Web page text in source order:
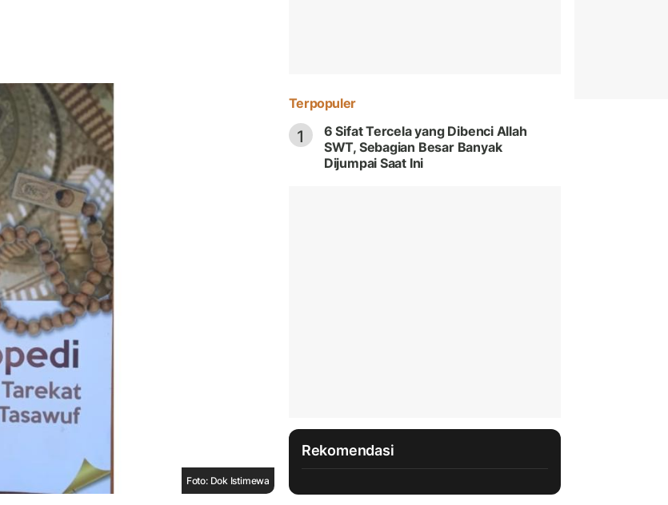
Foto: Dok Istimewa
Terpopuler
1
6 Sifat Tercela yang Dibenci Allah
SWT, Sebagian Besar Banyak
Dijumpai Saat Ini
Rekomendasi